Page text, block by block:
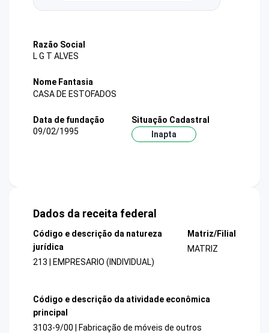
Razão Social
L G T ALVES
Nome Fantasia
CASA DE ESTOFADOS
Data de fundação
09/02/1995
Situação Cadastral
Inapta
Dados da receita federal
Código e descrição da natureza
jurídica
213 | EMPRESARIO (INDIVIDUAL)
Matriz/Filial
MATRIZ
Código e descrição da atividade econômica
principal
3103-9/00 | Fabricação de móveis de outros